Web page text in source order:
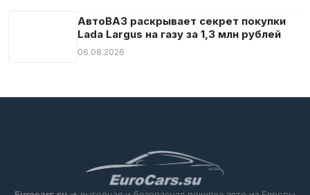
Спортивные сиденья
Спортивный пакет
Панорамная крыша
Тонированные стекла
Цифровая приборная панель
АвтоВАЗ раскрывает секрет покупки
Lada Largus на газу за 1,3 млн рублей
06.08.2026